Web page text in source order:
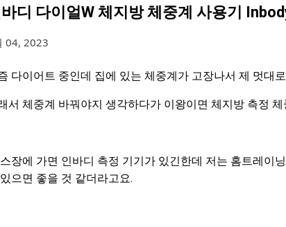
디 다이얼W 체지방 체중계 사용기
04, 2023
다이어트 중인데 집에 있는 체중계가 고장나서 제 멋대
서 체중계 바꿔야지 생각하다가 이왕이면 체지방 측정
장에 가면 인바디 측정 기기가 있긴한데 저는 홈트레이
으면 좋을 것 같더라고요.